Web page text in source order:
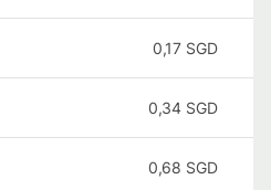
0,17 SGD
0,34 SGD
0,68 SGD